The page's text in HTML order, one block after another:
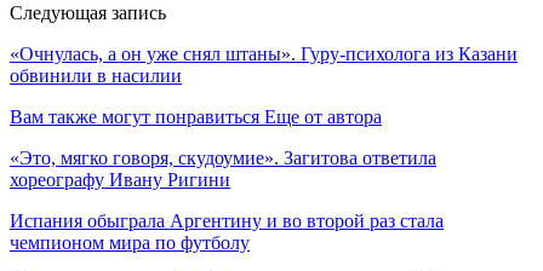
Следующая запись
«Очнулась, а он уже снял штаны». Гуру-психолога из Казани
обвинили в насилии
Вам также могут понравиться Еще от автора
«Это, мягко говоря, скудоумие». Загитова ответила
хореографу Ивану Ригини
Испания обыграла Аргентину и во второй раз стала
чемпионом мира по футболу